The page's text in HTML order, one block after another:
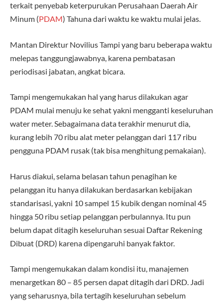
terkait penyebab keterpurukan Perusahaan Daerah Air
Minum (PDAM) Tahuna dari waktu ke waktu mulai jelas.
Mantan Direktur Novilius Tampi yang baru beberapa waktu
melepas tanggungjawabnya, karena pembatasan
periodisasi jabatan, angkat bicara.
Tampi mengemukakan hal yang harus dilakukan agar
PDAM mulai menuju ke sehat yakni mengganti keseluruhan
water meter. Sebagaimana data terakhir menurut dia,
kurang lebih 70 ribu alat meter pelanggan dari 117 ribu
pengguna PDAM rusak (tak bisa menghitung pemakaian).
Harus diakui, selama belasan tahun penagihan ke
pelanggan itu hanya dilakukan berdasarkan kebijakan
standarisasi, yakni 10 sampel 15 kubik dengan nominal 45
hingga 50 ribu setiap pelanggan perbulannya. Itu pun
belum dapat ditagih keseluruhan sesuai Daftar Rekening
Dibuat (DRD) karena dipengaruhi banyak faktor.
Tampi mengemukakan dalam kondisi itu, manajemen
menargetkan 80 – 85 persen dapat ditagih dari DRD. Jadi
yang seharusnya, bila tertagih keseluruhan sebelum